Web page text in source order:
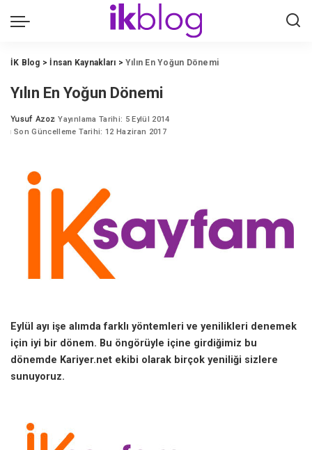
İK Blog > İnsan Kaynakları > Yılın En Yoğun Dönemi
Yılın En Yoğun Dönemi
Posted
by
Yusuf Azoz Yayınlama Tarihi: 5 Eylül 2014
Son Güncelleme Tarihi: 12 Haziran 2017
Eylül ayı işe alımda farklı yöntemleri ve yenilikleri denemek
için iyi bir dönem. Bu öngörüyle içine girdiğimiz bu
dönemde Kariyer.net ekibi olarak birçok yeniliği sizlere
sunuyoruz.